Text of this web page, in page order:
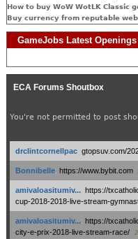
How to buy WoW WotLK Classic
Buy currency from reputable
GameJobs Latest Openings
ECA Forums Shoutbox
You're not permitted to post
drclintcornellpac: gtopsuv.com/
Bonnibelle: https://www.bybit.com
amivaloasitumiv...: https://
cup-2018-2018-live-stream-
amivaloasitumiv...: https://
city-e-prix-2018-live-stream-race/